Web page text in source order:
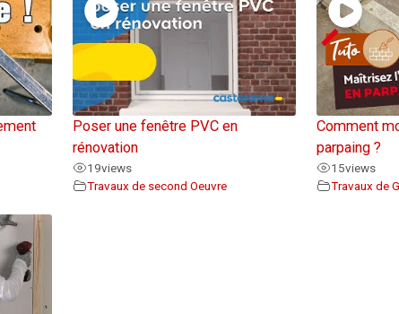
Poser une fenêtre PVC en
rénovation
19views
Travaux de second Oeuvre
Comment
parpaing ?
15views
Travaux de